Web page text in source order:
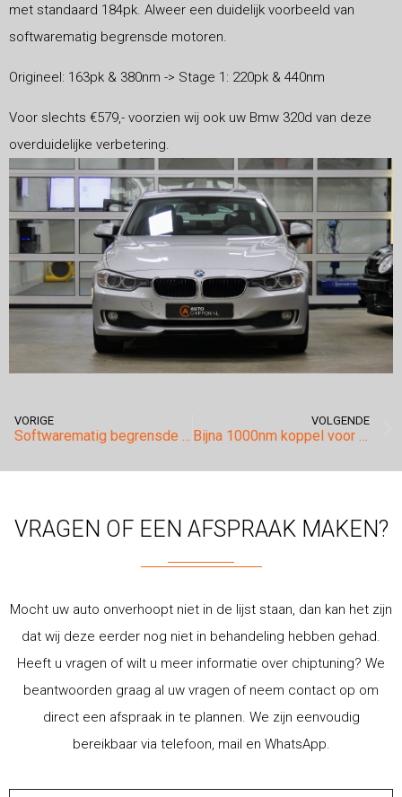
met standaard 184pk. Alweer een duidelijk voorbeeld van
softwarematig begrensde motoren.
Origineel: 163pk & 380nm -> Stage 1: 220pk & 440nm
Voor slechts €579,- voorzien wij ook uw Bmw 320d van deze
overduidelijke verbetering.
VORIGE
Softwarematig begrensde motoren van Mercedes.
VOLGENDE
Bijna 1000nm koppel voor de Porsche Cayenne!
VRAGEN OF EEN AFSPRAAK MAKEN?
Mocht uw auto onverhoopt niet in de lijst staan, dan kan het zijn
dat wij deze eerder nog niet in behandeling hebben gehad.
Heeft u vragen of wilt u meer informatie over chiptuning? We
beantwoorden graag al uw vragen of neem contact op om
direct een afspraak in te plannen. We zijn eenvoudig
bereikbaar via telefoon, mail en WhatsApp.